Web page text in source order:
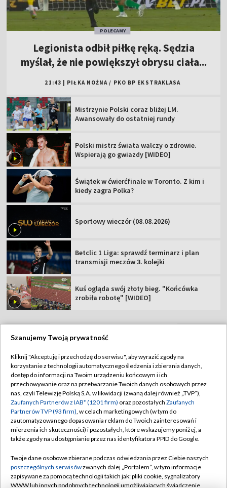
POLECAMY
Legionista odbił piłkę ręką. Sędzia
myślał, że nie powiększył obrysu ciała...
21:43 PIŁKA NOŻNA / PKO BP EKSTRAKLASA
Mistrzynie Polski coraz bliżej LM.
Awansowały do ostatniej rundy
Polski mistrz świata walczy o zdrowie.
Wspierają go gwiazdy [WIDEO]
Świątek w ćwierćfinale w Toronto. Z kim i
kiedy zagra Polka?
Sportowy wieczór (08.08.2026)
Betclic 1 Liga: sprawdź terminarz i plan
transmisji meczów 3. kolejki
Kuś ogląda swój złoty bieg. "Końcówka
zrobiła robotę" [WIDEO]
Abonament TVP
Sklep TVP
Biuro Reklamy
Oferta Handlowa
Telegazeta ogłoszenia
Rada Programowa
Ogłoszenia przetargowe
Regulamin TVP
Polityka prywatności
Moje zgody
Biuro reklamy
Kontakt
Kanały
Szanujemy Twoją prywatność
Kliknij "Akceptuję i przechodzę do serwisu", aby wyrazić zgody na
korzystanie z technologii automatycznego śledzenia i zbierania danych,
dostęp do informacji na Twoim urządzeniu końcowym i ich
przechowywanie oraz na przetwarzanie Twoich danych osobowych przez
nas, czyli Telewizję Polską S.A. w likwidacji (zwaną dalej również „TVP”),
Zaufanych Partnerów z IAB* (1201 firm) oraz pozostałych Zaufanych
Partnerów TVP (93 firm), w celach marketingowych (w tym do
zautomatyzowanego dopasowania reklam do Twoich zainteresowań i
mierzenia ich skuteczności) i pozostałych, które wskazujemy poniżej, a
także zgody na udostępnianie przez nas identyfikatora PPID do Google.
Twoje dane osobowe zbierane podczas odwiedzania przez Ciebie naszych
poszczególnych serwisówzwanych dalej „Portalem”, w tym informacje
zapisywane za pomocą technologii takich jak: pliki cookie, sygnalizatory
WWW lub innych podobnych technologii umożliwiających świadczenie